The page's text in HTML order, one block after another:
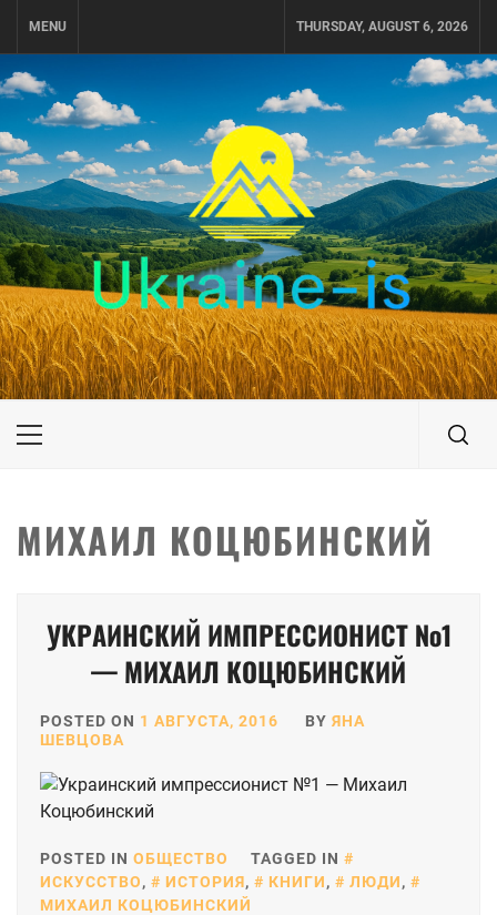
MENU THURSDAY, AUGUST 6, 2026
UKRAINE-IS
ПУТЕШЕСТВИЕ ПО УКРАИНЕ
Primary
МИХАИЛ КОЦЮБИНСКИЙ
УКРАИНСКИЙ ИМПРЕССИОНИСТ №1
— МИХАИЛ КОЦЮБИНСКИЙ
POSTED ON 1 АВГУСТА, 2016 BY ЯНА
ШЕВЦОВА
POSTED IN ОБЩЕСТВО
TAGGED IN
ИСКУССТВО, ИСТОРИЯ, КНИГИ, ЛЮДИ,
МИХАИЛ КОЦЮБИНСКИЙ